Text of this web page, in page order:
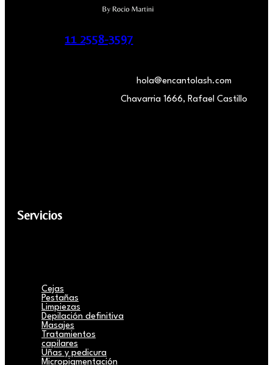
11 2558-3597
hola@encantolash.com
Chavarria 1666, Rafael Castillo
Servicios
Cejas
Pestañas
Limpiezas
Depilación definitiva
Masajes
Tratamientos
capilares
Uñas y pedicura
Micropigmentación